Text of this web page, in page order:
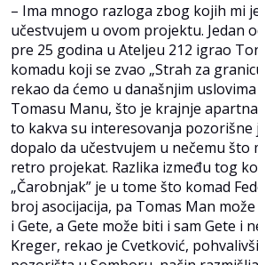
– Ima mnogo razloga zbog kojih mi
učestvujem u ovom projektu. Jedan
pre 25 godina u Ateljeu 212 igrao
komadu koji se zvao „Strah za
rekao da ćemo u današnjim
Tomasu Manu, što je krajnje
to kakva su interesovanja pozorišne
dopalo da učestvujem u nečemu što
retro projekat. Razlika između tog
„Čarobnjak” je u tome što komad
broj asocijacija, pa Tomas Man
i Gete, a Gete može biti i sam Gete i
Kreger, rekao je Cvetković,